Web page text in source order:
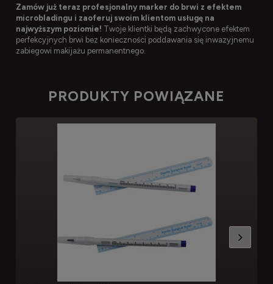
Zamów już teraz profesjonalny marker do brwi z efektem
microbladingu i zaoferuj swoim klientom usługę na
najwyższym poziomie! Twoje klientki będą zachwycone efektem
perfekcyjnych brwi bez konieczności poddawania się inwazyjnemu
zabiegowi makijażu permanentnego.
PRODUKTY POWIĄZANE